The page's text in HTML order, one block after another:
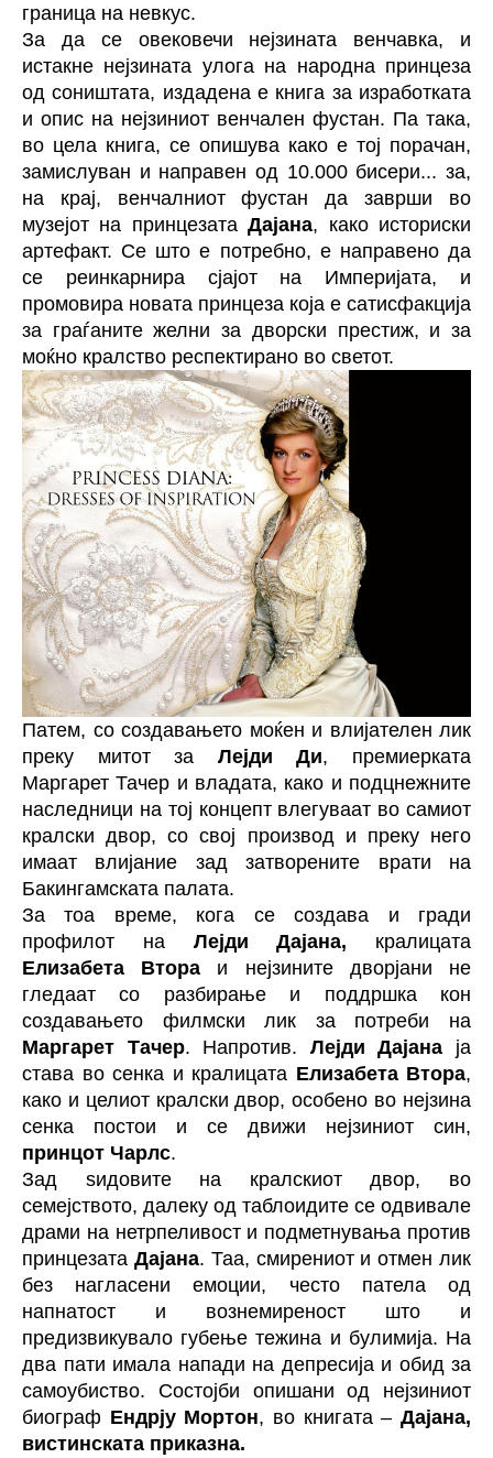
граница на невкус.
За да се овековечи нејзината венчавка, и
истакне нејзината улога на народна принцеза
од соништата, издадена е книга за изработката
и опис на нејзиниот венчален фустан. Па така,
во цела книга, се опишува како е тој порачан,
замислуван и направен од 10.000 бисери... за,
на крај, венчалниот фустан да заврши во
музејот на принцезатаДајана, како историски
артефакт. Се што е потребно, е направено да
се реинкарнира сјајот на Империјата, и
промовира новата принцеза која е сатисфакција
за граѓаните желни за дворски престиж, и за
моќно кралство респектирано во светот.
Патем, со создавањето моќен и влијателен лик
преку митот за Лејди Ди, премиерката
Маргарет Тачер и владата, како и подцнежните
наследници на тој концепт влегуваат во самиот
кралски двор, со свој производ и преку него
имаат влијание зад затворените врати на
Бакингамската палата.
За тоа време, кога се создава и гради
профилот на Лејди Дајана, кралицата
Елизабета Втора и нејзините дворјани не
гледаат со разбирање и поддршка кон
создавањето филмски лик за потреби на
Маргарет Тачер. Напротив. Лејди Дајана ја
става во сенка и кралицата Елизабета Втора,
како и целиот кралски двор, особено во нејзина
сенка постои и се движи нејзиниот син,
принцот Чарлс.
Зад ѕидовите на кралскиот двор, во
семејството, далеку од таблоидите се одвивале
драми на нетрпеливост и подметнувања против
принцезата Дајана. Таа, смирениот и отмен лик
без нагласени емоции, често патела од
напнатост и вознемиреност што и
предизвикувало губење тежина и булимија. На
два пати имала напади на депресија и обид за
самоубиство. Состојби опишани од нејзиниот
биограф Ендрју Мортон, во книгата –Дајана,
вистинската приказна.